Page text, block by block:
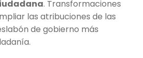
. Transformaciones
las atribuciones de las
de gobierno más